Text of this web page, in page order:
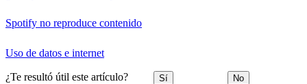
Spotify no reproduce contenido
Uso de datos e internet
¿Te resultó útil este artículo? Sí No